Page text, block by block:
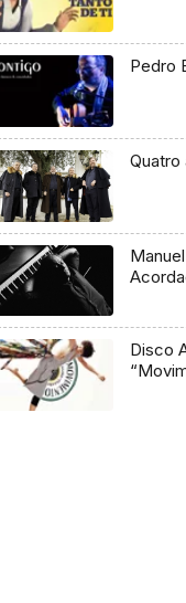
Pedro
Quatro
Disco